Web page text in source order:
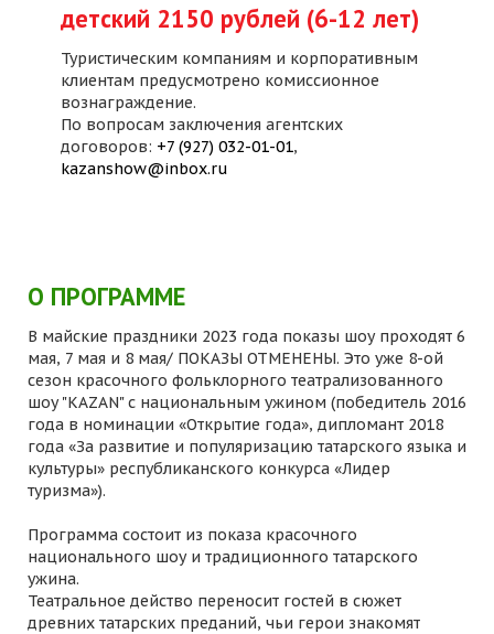
детский 2150 рублей (6-12 лет)
Туристическим компаниям и корпоративным
клиентам предусмотрено комиссионное
вознаграждение.
По вопросам заключения агентских
договоров: +7 (927) 032-01-01,
kazanshow@inbox.ru
О ПРОГРАММЕ
В майские праздники 2023 года показы шоу проходят 6
мая, 7 мая и 8 мая/ ПОКАЗЫ ОТМЕНЕНЫ. Это уже 8-ой
сезон красочного фольклорного театрализованного
шоу "KAZAN" с национальным ужином (победитель 2016
года в номинации «Открытие года», дипломант 2018
года «За развитие и популяризацию татарского языка и
культуры» республиканского конкурса «Лидер
туризма»).
Программа состоит из показа красочного
национального шоу и традиционного татарского
ужина.
Театральное действо переносит гостей в сюжет
древних татарских преданий, чьи герои знакомят